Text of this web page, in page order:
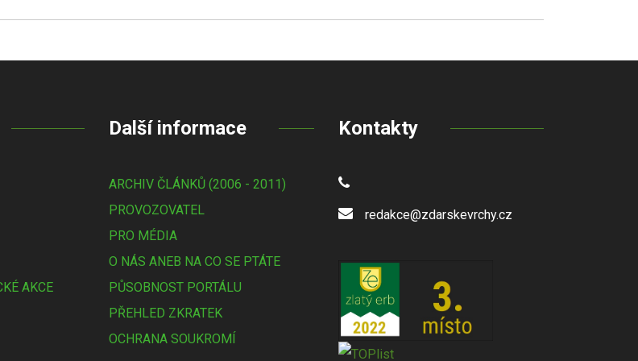
AKCE
Další informace
ARCHIV ČLÁNKŮ (2006 - 2011)
PROVOZOVATEL
PRO MÉDIA
O NÁS ANEB NA CO SE PTÁTE
PŮSOBNOST PORTÁLU
PŘEHLED ZKRATEK
OCHRANA SOUKROMÍ
Kontakty
redakce@zdarskevrchy.cz